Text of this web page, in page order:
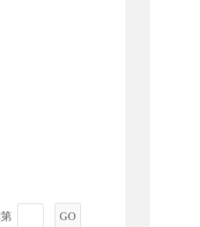
GO